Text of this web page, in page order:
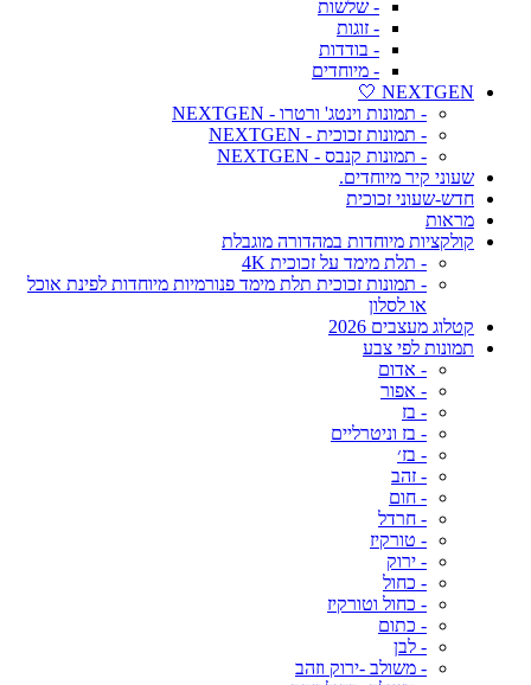
- שלשות
- זוגות
- בודדות
- מיוחדים
NEXTGEN 🤍
- תמונות וינטג' ורטרו - NEXTGEN
- תמונות זכוכית - NEXTGEN
- תמונות קנבס - NEXTGEN
שעוני קיר מיוחדים.
חדש-שעוני זכוכית
מראות
קולקציות מיוחדות במהדורה מוגבלת
- תלת מימד על זכוכית 4K
- תמונות זכוכית תלת מימד פנורמיות מיוחדות לפינת אוכל
או לסלון
קטלוג מעצבים 2026
תמונות לפי צבע
- אדום
- אפור
- בז
- בז וניטרליים
- בז׳
- זהב
- חום
- חרדל
- טורקיז
- ירוק
- כחול
- כחול וטורקיז
- כתום
- לבן
- משולב -ירוק וזהב